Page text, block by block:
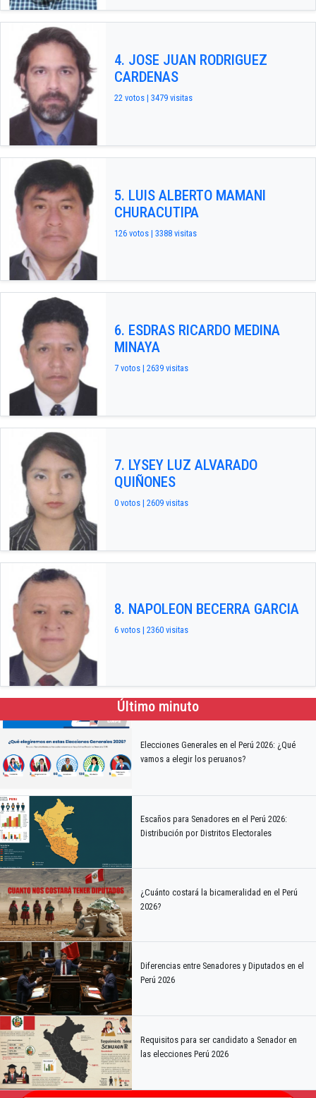
4. JOSE JUAN RODRIGUEZ
CARDENAS
22 votos | 3479 visitas
5. LUIS ALBERTO MAMANI
CHURACUTIPA
126 votos | 3388 visitas
6. ESDRAS RICARDO MEDINA
MINAYA
7 votos | 2639 visitas
7. LYSEY LUZ ALVARADO
QUIÑONES
0 votos | 2609 visitas
8. NAPOLEON BECERRA GARCIA
6 votos | 2360 visitas
Último minuto
Elecciones Generales en el Perú 2026: ¿Qué
vamos a elegir los peruanos?
Escaños para Senadores en el Perú 2026:
Distribución por Distritos Electorales
¿Cuánto costará la bicameralidad en el Perú
2026?
Diferencias entre Senadores y Diputados en el
Perú 2026
Requisitos para ser candidato a Senador en
las elecciones Perú 2026